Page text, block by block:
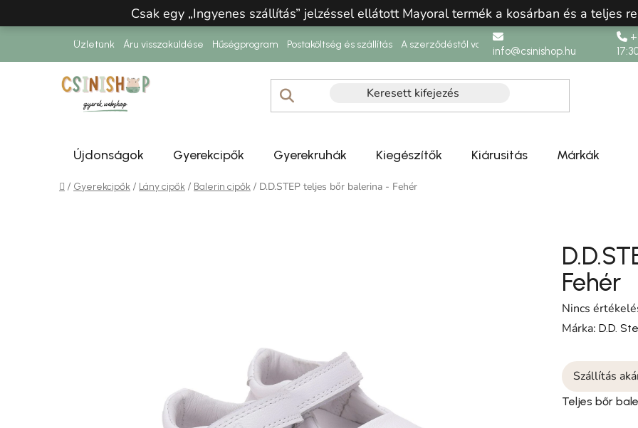
Csak egy „Ingyenes szállítás” jelzéssel ellátott Mayoral termék a kosárban és a teljes
Üzletünk Áru visszaküldése Hűségprogram Postaköltség és szállítás A szerződéstől való elállásinfo@csinishop.hu
Újdonságok Gyerekcipők Gyerekruhák Kiegészítők Kiárusitás Márkák
Kezdőlap
/ Gyerekcipők / Lány cipők / Balerin cipők / D.D.STEP teljes bőr balerina - Fehér
Fehér
A termék
Nincs
Márka:D.D.
Szállítás
Teljes bőr